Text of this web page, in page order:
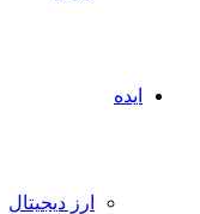
ایده
ارز دیجیتال